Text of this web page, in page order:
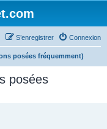
Connexion
S’enregistrer
posées fréquemment)
posées